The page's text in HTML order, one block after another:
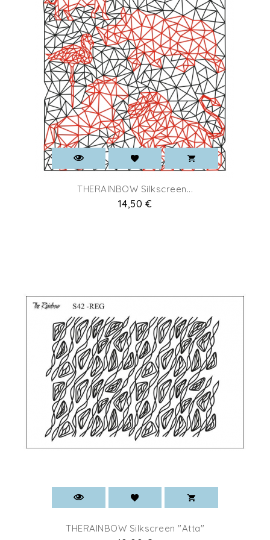
THERAINBOW Silkscreen...
Prix
14,50 €
THERAINBOW Silkscreen "Atta"